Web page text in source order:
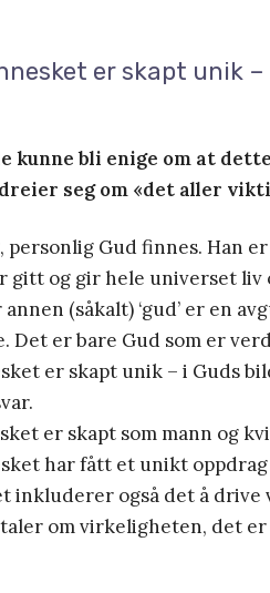
er skapt unik –
kunne bli enige om at
seg om «det aller
personlig Gud finnes. Han
gitt og gir hele universet liv
annen (såkalt) ‘gud’ er en
Det er bare Gud som er
er skapt unik – i Guds
er skapt som mann og
har fått et unikt
inkluderer også det å drive
taler om virkeligheten, det